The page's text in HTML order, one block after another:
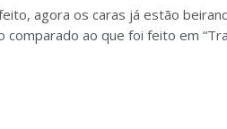
agora os caras já estão
ao que foi feito em